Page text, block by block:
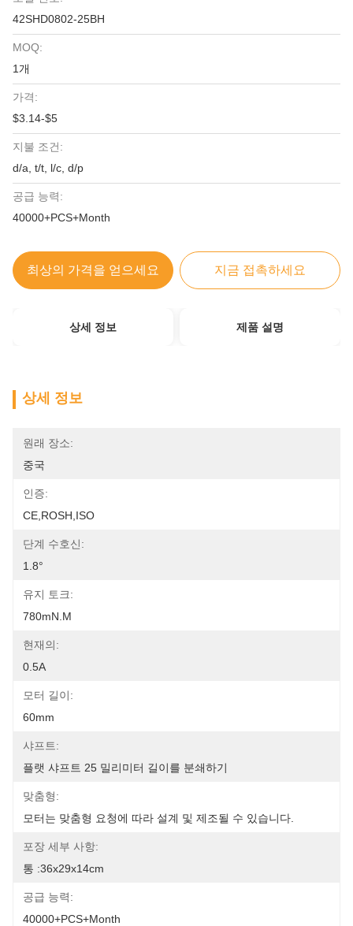
42SHD0802-25BH
MOQ:
1개
가격:
$3.14-$5
지불 조건:
d/a, t/t, l/c, d/p
공급 능력:
40000+PCS+Month
최상의 가격을 얻으세요 지금 접촉하세요
상세 정보 제품 설명
상세 정보
원래 장소:
중국
인증:
CE,ROSH,ISO
단계 수호신:
1.8°
유지 토크:
780mN.m
현재의:
0.5A
모터 길이:
60mm
샤프트:
플랫 샤프트 25 밀리미터 길이를 분쇄하기
맞춤형:
모터는 맞춤형 요청에 따라 설계 및 제조될 수 있습니다.
포장 세부 사항:
통 :36x29x14cm
공급 능력:
40000+PCS+Month